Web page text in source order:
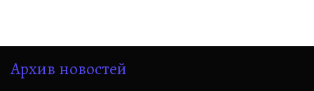
Архив новостей